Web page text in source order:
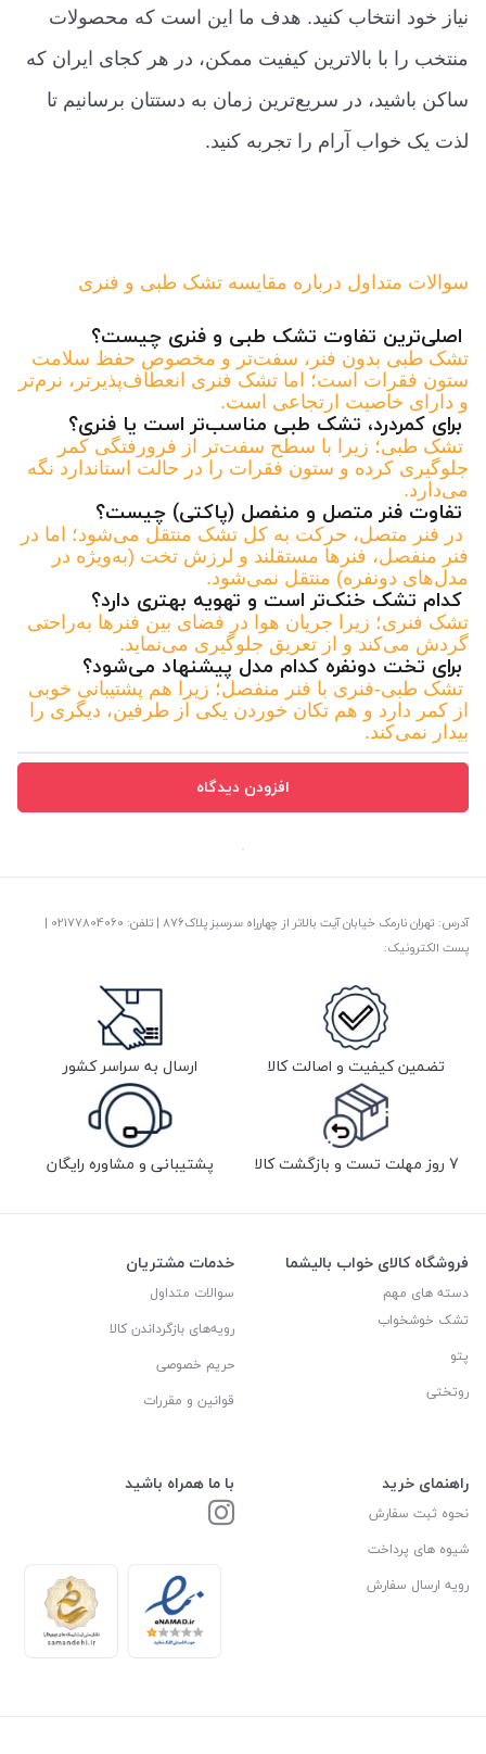
نیاز خود انتخاب کنید. هدف ما این است که محصولات
منتخب را با بالاترین کیفیت ممکن، در هر کجای ایران که
ساکن باشید، در سریع‌ترین زمان به دستتان برسانیم تا
لذت یک خواب آرام را تجربه کنید.
سوالات متداول درباره مقایسه تشک طبی و فنری
اصلی‌ترین تفاوت تشک طبی و فنری چیست؟
تشک طبی بدون فنر، سفت‌تر و مخصوص حفظ سلامت
ستون فقرات است؛ اما تشک فنری انعطاف‌پذیرتر، نرم‌تر
و دارای خاصیت ارتجاعی است.
برای کمردرد، تشک طبی مناسب‌تر است یا فنری؟
تشک طبی؛ زیرا با سطح سفت‌تر از فرورفتگی کمر
جلوگیری کرده و ستون فقرات را در حالت استاندارد نگه
می‌دارد.
تفاوت فنر متصل و منفصل (پاکتی) چیست؟
در فنر متصل، حرکت به کل تشک منتقل می‌شود؛ اما در
فنر منفصل، فنرها مستقلند و لرزش تخت (به‌ویژه در
مدل‌های دونفره) منتقل نمی‌شود.
کدام تشک خنک‌تر است و تهویه بهتری دارد؟
تشک فنری؛ زیرا جریان هوا در فضای بین فنرها به‌راحتی
گردش می‌کند و از تعریق جلوگیری می‌نماید.
برای تخت دونفره کدام مدل پیشنهاد می‌شود؟
تشک طبی-فنری با فنر منفصل؛ زیرا هم پشتیبانی خوبی
از کمر دارد و هم تکان خوردن یکی از طرفین، دیگری را
بیدار نمی‌کند.
افزودن دیدگاه
آدرس: تهران نارمک خیابان آیت بالاتر از چهارراه سرسبز پلاک876 | تلفن: ‎02177804060 |
پست الکترونیک:
تضمین کیفیت و اصالت کالا ارسال به سراسر کشور
7 روز مهلت تست و بازگشت کالا پشتیبانی و مشاوره رایگان
فروشگاه کالای خواب بالیشما
دسته های مهم
تشک خوشخواب
پتو
روتختی
خدمات مشتریان
سوالات متداول
رویه‌های بازگرداندن کالا
حریم خصوصی
قوانین و مقررات
راهنمای خرید
نحوه ثبت سفارش
شیوه های پرداخت
رویه ارسال سفارش
با ما همراه باشید